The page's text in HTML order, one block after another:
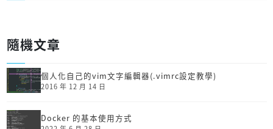
隨機文章
個人化自己的vim文字編輯器(.vimrc設定教學)
2016 年 12 月 14 日
Docker 的基本使用方式